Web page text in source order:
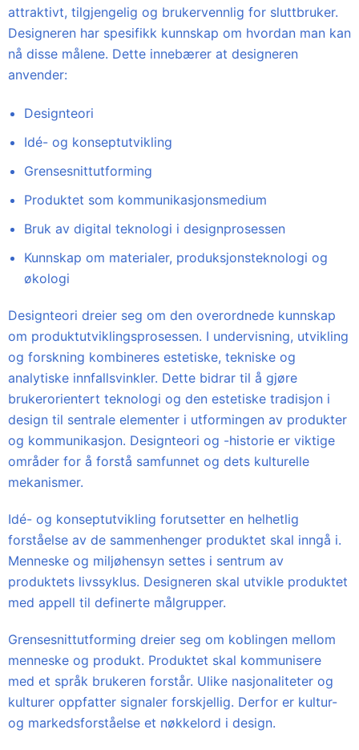
attraktivt, tilgjengelig og brukervennlig for sluttbruker.
Designeren har spesifikk kunnskap om hvordan man kan
nå disse målene. Dette innebærer at designeren
anvender:
Designteori
Idé- og konseptutvikling
Grensesnittutforming
Produktet som kommunikasjonsmedium
Bruk av digital teknologi i designprosessen
Kunnskap om materialer, produksjonsteknologi og
økologi
Designteori dreier seg om den overordnede kunnskap
om produktutviklingsprosessen. I undervisning, utvikling
og forskning kombineres estetiske, tekniske og
analytiske innfallsvinkler. Dette bidrar til å gjøre
brukerorientert teknologi og den estetiske tradisjon i
design til sentrale elementer i utformingen av produkter
og kommunikasjon. Designteori og -historie er viktige
områder for å forstå samfunnet og dets kulturelle
mekanismer.
Idé- og konseptutvikling forutsetter en helhetlig
forståelse av de sammenhenger produktet skal inngå i.
Menneske og miljøhensyn settes i sentrum av
produktets livssyklus. Designeren skal utvikle produktet
med appell til definerte målgrupper.
Grensesnittutforming dreier seg om koblingen mellom
menneske og produkt. Produktet skal kommunisere
med et språk brukeren forstår. Ulike nasjonaliteter og
kulturer oppfatter signaler forskjellig. Derfor er kultur-
og markedsforståelse et nøkkelord i design.